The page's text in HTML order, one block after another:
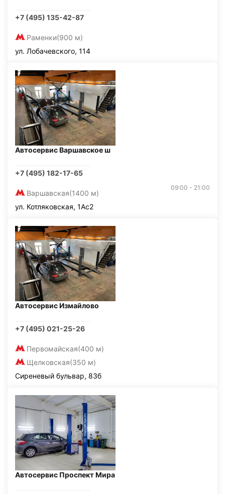
+7 (495) 135-42-87
Раменки(900 м)
ул. Лобачевского, 114
Автосервис Варшавское ш
+7 (495) 182-17-65
Варшавская(1400 м)
09:00 - 21:00
ул. Котляковская, 1Ас2
Автосервис Измайлово
+7 (495) 021-25-26
Первомайская(400 м)
Щелковская(350 м)
Сиреневый бульвар, 83б
Автосервис Проспект Мира